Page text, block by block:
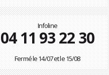
Infoline
04 11 93 22 30
Fermé le 14/07 et le 15/08